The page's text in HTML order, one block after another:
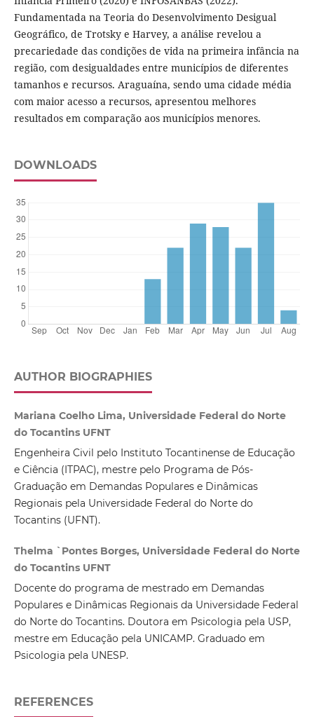
Fundamentada na Teoria do Desenvolvimento Desigual
Geográfico, de Trotsky e Harvey, a análise revelou a
precariedade das condições de vida na primeira infância na
região, com desigualdades entre municípios de diferentes
tamanhos e recursos. Araguaína, sendo uma cidade média
com maior acesso a recursos, apresentou melhores
resultados em comparação aos municípios menores.
DOWNLOADS
AUTHOR BIOGRAPHIES
Mariana Coelho Lima, Universidade Federal do Norte
do Tocantins UFNT
Engenheira Civil pelo Instituto Tocantinense de Educação
e Ciência (ITPAC), mestre pelo Programa de Pós-
Graduação em Demandas Populares e Dinâmicas
Regionais pela Universidade Federal do Norte do
Tocantins (UFNT).
Thelma `Pontes Borges, Universidade Federal do Norte
do Tocantins UFNT
Docente do programa de mestrado em Demandas
Populares e Dinâmicas Regionais da Universidade Federal
do Norte do Tocantins. Doutora em Psicologia pela USP,
mestre em Educação pela UNICAMP. Graduado em
Psicologia pela UNESP.
REFERENCES